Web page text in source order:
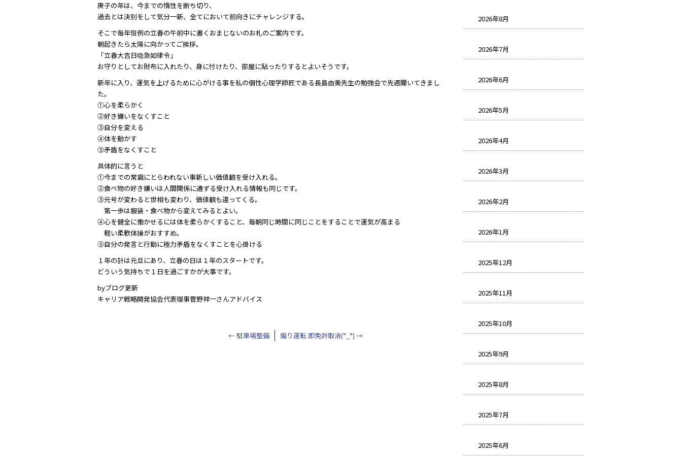
庚子の年は、今までの惰性を断ち切り、
過去とは決別をして気分一新、全てにおいて前向きにチャレンジする。
そこで毎年恒例の立春の午前中に書くおまじないのお札のご案内です。
朝起きたら太陽に向かってご挨拶。
「立春大吉日喼急如律令」
お守りとしてお財布に入れたり、身に付けたり、部屋に貼ったりするとよいそうです。
新年に入り、運気を上げるために心がける事を私の個性心理学師匠である長島由美先生の勉強会で先週聞いてきまし
た。
①心を柔らかく
②好き嫌いをなくすこと
③自分を変える
④体を動かす
⑤矛盾をなくすこと
具体的に言うと
①今までの常識にとらわれない事新しい価値観を受け入れる。
②食べ物の好き嫌いは人間関係に通ずる受け入れる情報も同じです。
③元号が変わると世相も変わり、価値観も違ってくる。
第一歩は服装・食べ物から変えてみるとよい。
④心を健全に働かせるには体を柔らかくすること、毎朝同じ時間に同じことをすることで運気が高まる
軽い柔軟体操がおすすめ。
⑤自分の発言と行動に極力矛盾をなくすことを心掛ける
１年の計は元旦にあり、立春の日は１年のスタートです。
どういう気持ちで１日を過ごすかが大事です。
byブログ更新
キャリア戦略開発協会代表理事菅野祥一さんアドバイス
←駐車場整備 煽り運転 即免許取消(°_°) →
2026年8月
2026年7月
2026年6月
2026年5月
2026年4月
2026年3月
2026年2月
2026年1月
2025年12月
2025年11月
2025年10月
2025年9月
2025年8月
2025年7月
2025年6月